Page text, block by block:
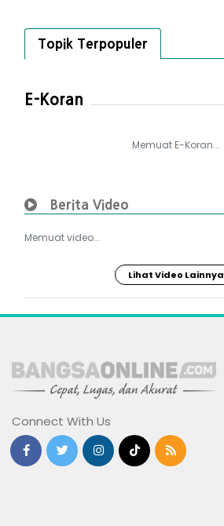
Topik Terpopuler
E-Koran
Memuat E-Koran...
Berita Video
Memuat video...
Lihat Video Lainnya
Connect With Us